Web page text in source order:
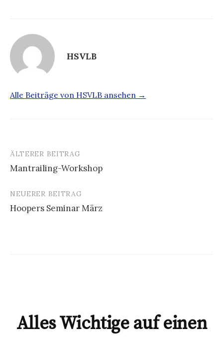
HSVLB
Alle Beiträge von HSVLB ansehen →
Beitrags-
Navigation
ÄLTERER BEITRAG
Mantrailing-Workshop
NEUERER BEITRAG
Hoopers Seminar März
Alles Wichtige auf einen